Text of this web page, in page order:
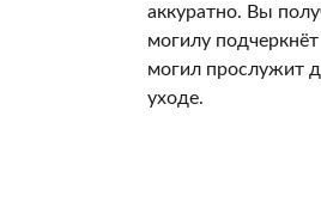
аккуратно. Вы
могилу
могил прослужит
уходе.